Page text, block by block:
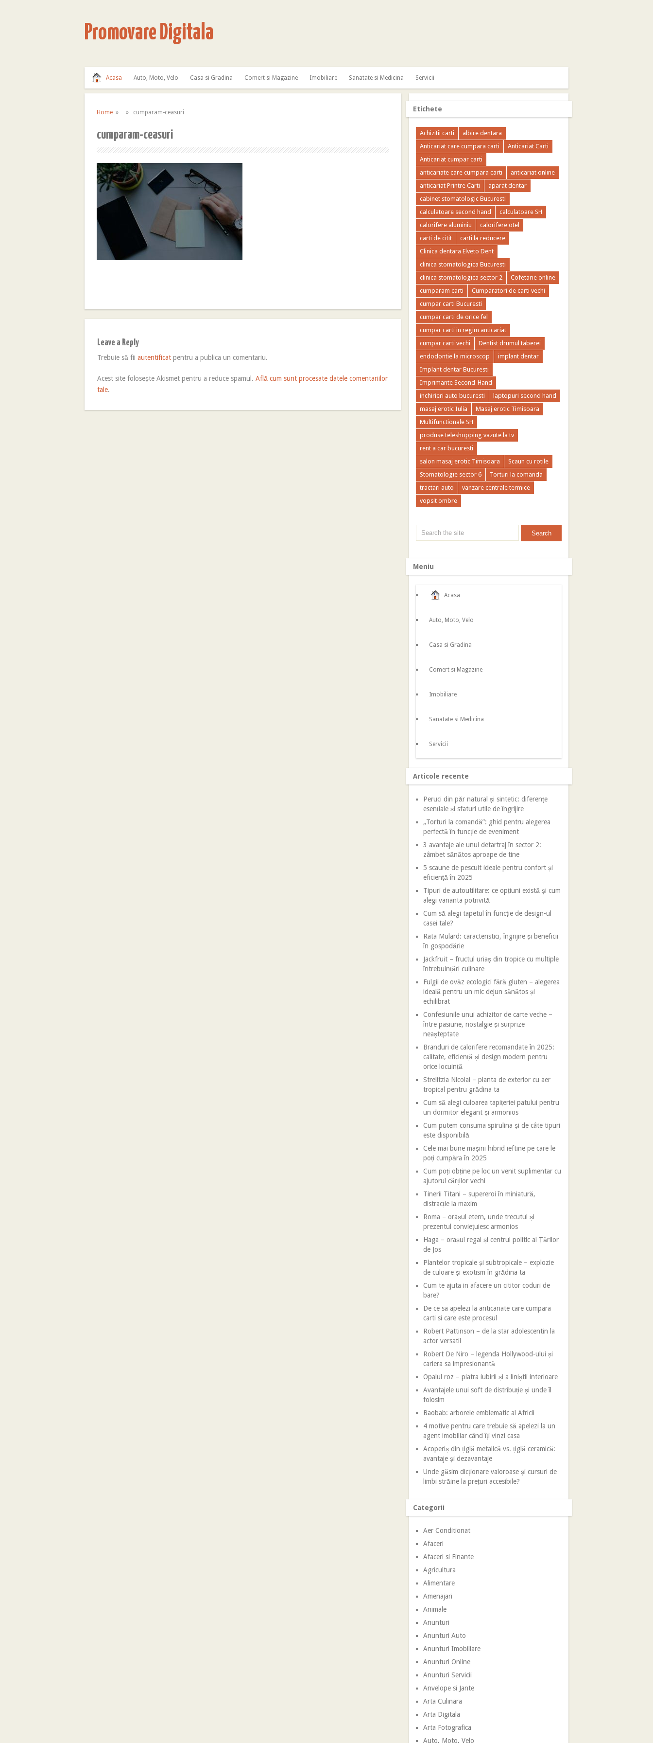
Promovare Digitala
Acasa Auto, Moto, Velo Casa si Gradina Comert si Magazine Imobiliare Sanatate si Medicina Servicii
Home » » cumparam-ceasuri
cumparam-ceasuri
Leave a Reply
Trebuie să fiiautentificat pentru a publica un comentariu.
Acest site folosește Akismet pentru a reduce spamul.Află cum sunt procesate datele comentariilor
tale.
Etichete
Achizitii carti
albire dentara
Anticariat care cumpara carti
Anticariat Carti
Anticariat cumpar carti
anticariate care cumpara carti
anticariat online
anticariat Printre Carti
aparat dentar
cabinet stomatologic Bucuresti
calculatoare second hand
calculatoare SH
calorifere aluminiu
calorifere otel
carti de citit
carti la reducere
Clinica dentara Elveto Dent
clinica stomatologica Bucuresti
clinica stomatologica sector 2
Cofetarie online
cumparam carti
Cumparatori de carti vechi
cumpar carti Bucuresti
cumpar carti de orice fel
cumpar carti in regim anticariat
cumpar carti vechi
Dentist drumul taberei
endodontie la microscop
implant dentar
Implant dentar Bucuresti
Imprimante Second-Hand
inchirieri auto bucuresti
laptopuri second hand
masaj erotic Iulia
Masaj erotic Timisoara
Multifunctionale SH
produse teleshopping vazute la tv
rent a car bucuresti
salon masaj erotic Timisoara
Scaun cu rotile
Stomatologie sector 6
Torturi la comanda
tractari auto
vanzare centrale termice
vopsit ombre
Meniu
Acasa
Auto, Moto, Velo
Casa si Gradina
Comert si Magazine
Imobiliare
Sanatate si Medicina
Servicii
Articole recente
Peruci din păr natural și sintetic: diferențe
esențiale și sfaturi utile de îngrijire
„Torturi la comandă”: ghid pentru alegerea
perfectă în funcție de eveniment
3 avantaje ale unui detartraj în sector 2:
zâmbet sănătos aproape de tine
5 scaune de pescuit ideale pentru confort și
eficiență în 2025
Tipuri de autoutilitare: ce opțiuni există și cum
alegi varianta potrivită
Cum să alegi tapetul în funcție de design-ul
casei tale?
Rata Mulard: caracteristici, îngrijire și beneficii
în gospodărie
Jackfruit – fructul uriaș din tropice cu multiple
întrebuințări culinare
Fulgii de ovăz ecologici fără gluten – alegerea
ideală pentru un mic dejun sănătos și
echilibrat
Confesiunile unui achizitor de carte veche –
între pasiune, nostalgie și surprize
neașteptate
Branduri de calorifere recomandate în 2025:
calitate, eficiență și design modern pentru
orice locuință
Strelitzia Nicolai – planta de exterior cu aer
tropical pentru grădina ta
Cum să alegi culoarea tapițeriei patului pentru
un dormitor elegant și armonios
Cum putem consuma spirulina și de câte tipuri
este disponibilă
Cele mai bune mașini hibrid ieftine pe care le
poți cumpăra în 2025
Cum poți obține pe loc un venit suplimentar cu
ajutorul cărților vechi
Tinerii Titani – supereroi în miniatură,
distracție la maxim
Roma – orașul etern, unde trecutul și
prezentul conviețuiesc armonios
Haga – orașul regal și centrul politic al Țărilor
de Jos
Plantelor tropicale și subtropicale – explozie
de culoare și exotism în grădina ta
Cum te ajuta in afacere un cititor coduri de
bare?
De ce sa apelezi la anticariate care cumpara
carti si care este procesul
Robert Pattinson – de la star adolescentin la
actor versatil
Robert De Niro – legenda Hollywood-ului și
cariera sa impresionantă
Opalul roz – piatra iubirii și a liniștii interioare
Avantajele unui soft de distribuție și unde îl
folosim
Baobab: arborele emblematic al Africii
4 motive pentru care trebuie să apelezi la un
agent imobiliar când îți vinzi casa
Acoperiș din țiglă metalică vs. țiglă ceramică:
avantaje și dezavantaje
Unde găsim dicționare valoroase și cursuri de
limbi străine la prețuri accesibile?
Categorii
Aer Conditionat
Afaceri
Afaceri si Finante
Agricultura
Alimentare
Amenajari
Animale
Anunturi
Anunturi Auto
Anunturi Imobiliare
Anunturi Online
Anunturi Servicii
Anvelope si Jante
Arta Culinara
Arta Digitala
Arta Fotografica
Auto, Moto, Velo